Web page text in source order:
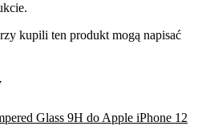
kupili ten produkt mogą napisać